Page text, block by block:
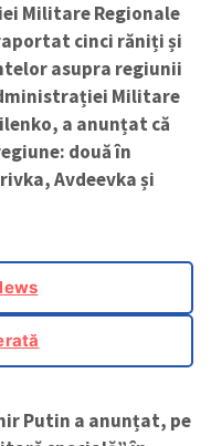
Militare Regionale
cinci răniți și
asupra regiunii
Militare
a anunțat că
două în
Avdeevka și
Putin a anunțat, pe